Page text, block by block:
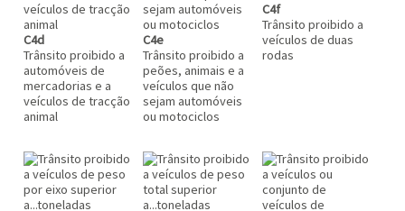
C4d
Trânsito proibido a
automóveis de
mercadorias e a
veículos de tracção
animal
C4e
Trânsito proibido a
peões, animais e a
veículos que não
sejam automóveis
ou motociclos
C4f
Trânsito proibido a
veículos de duas
rodas